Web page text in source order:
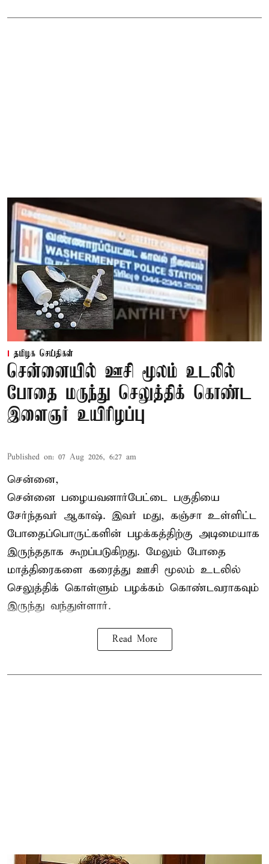
தமிழக செய்திகள்
சென்னையில் ஊசி மூலம் உடலில்
போதை மருந்து செலுத்திக் கொண்ட
இளைஞர் உயிரிழப்பு
Published on: 07 Aug 2026, 6:27 am
சென்னை,
சென்னை பழையவனார்பேட்டை பகுதியை
சேர்ந்தவர் ஆகாஷ். இவர் மது, கஞ்சா உள்ளிட்ட
போதைப்பொருட்களின் பழக்கத்திற்கு அடிமையாக
இருந்ததாக கூறப்படுகிறது. மேலும் போதை
மாத்திரைகளை கரைத்து ஊசி மூலம் உடலில்
செலுத்திக் கொள்ளும் பழக்கம் கொண்டவராகவும்
இருந்து வந்துள்ளார்.
Read More